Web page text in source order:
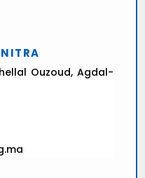
Ouzoud, Agdal-